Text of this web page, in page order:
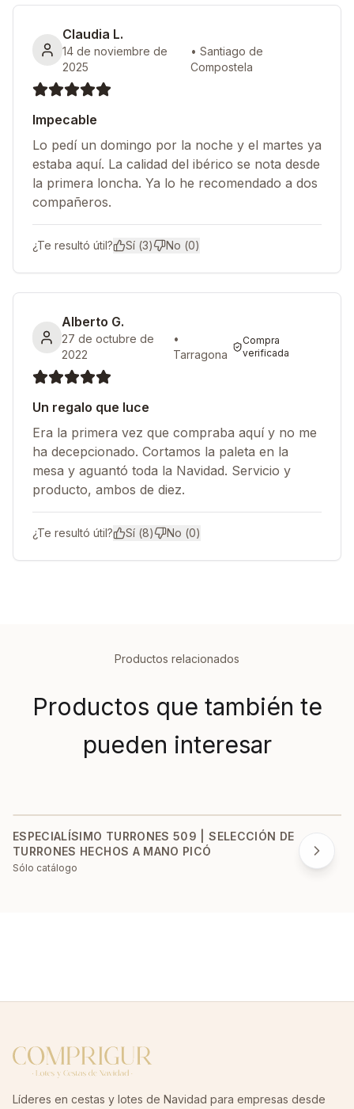
Claudia L.
14 de noviembre de
2025
• Santiago de
Compostela
Impecable
Lo pedí un domingo por la noche y el martes ya
estaba aquí. La calidad del ibérico se nota desde
la primera loncha. Ya lo he recomendado a dos
compañeros.
¿Te resultó útil? Sí (3) No (0)
Alberto G.
27 de octubre de
2022
•
Tarragona
Compra
verificada
Un regalo que luce
Era la primera vez que compraba aquí y no me
ha decepcionado. Cortamos la paleta en la
mesa y aguantó toda la Navidad. Servicio y
producto, ambos de diez.
¿Te resultó útil? Sí (8) No (0)
Productos relacionados
Productos que también te
pueden interesar
ESPECIALÍSIMO TURRONES 509 | SELECCIÓN DE
TURRONES HECHOS A MANO PICÓ
Sólo catálogo
Líderes en cestas y lotes de Navidad para empresas desde